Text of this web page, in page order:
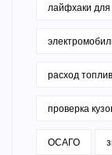
лайфхаки для
расход
проверка
ОСАГО